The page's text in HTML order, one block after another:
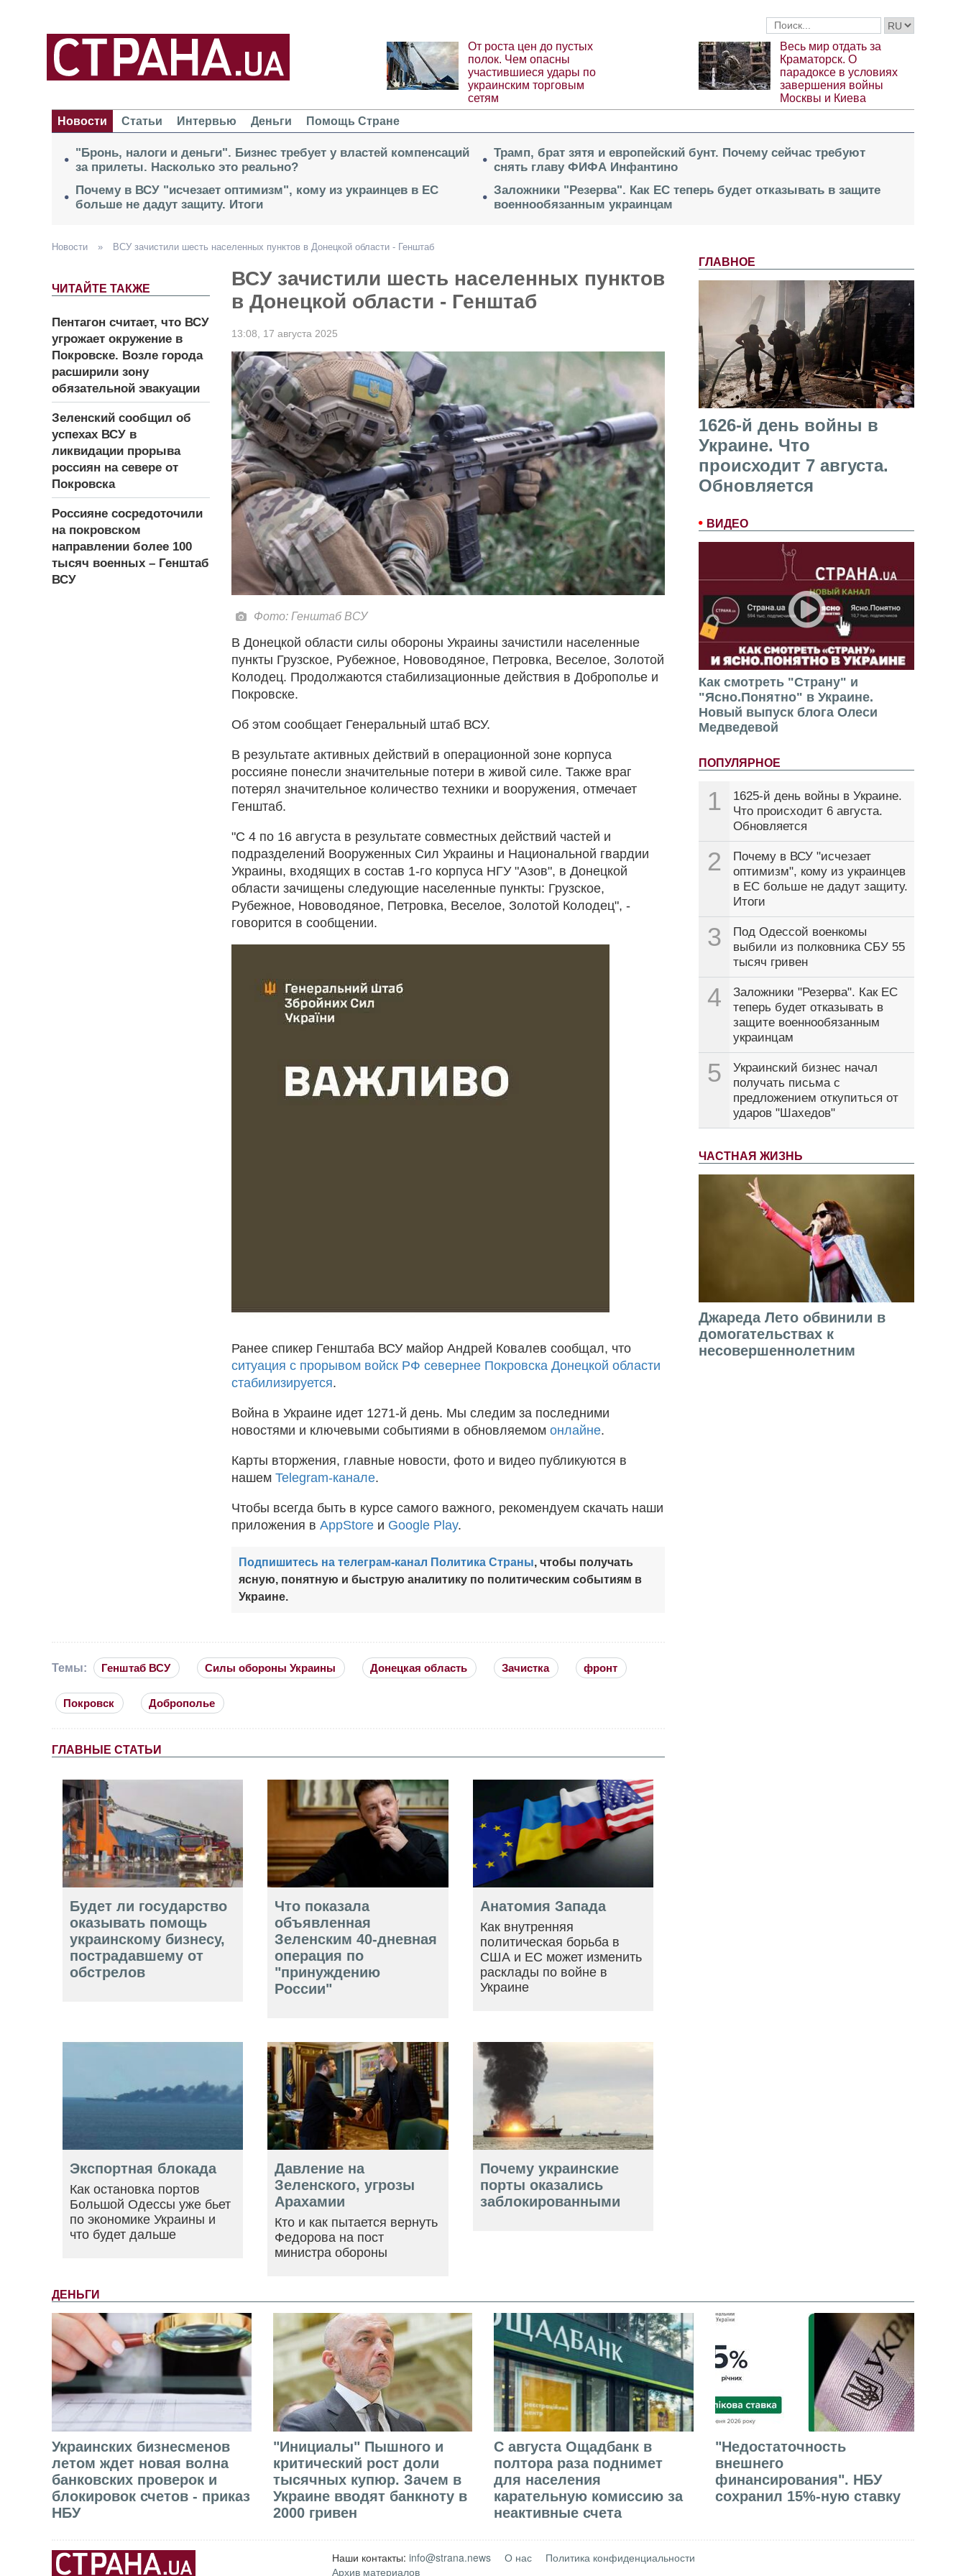
От роста цен до пустых
полок. Чем опасны
участившиеся удары по
украинским торговым
сетям
Весь мир отдать за
Краматорск. О
парадоксе в условиях
завершения войны
Москвы и Киева
Новости
Статьи Интервью Деньги Помощь Стране
"Бронь, налоги и деньги". Бизнес требует у властей компенсаций
за прилеты. Насколько это реально?
Почему в ВСУ "исчезает оптимизм", кому из украинцев в ЕС
больше не дадут защиту. Итоги
Трамп, брат зятя и европейский бунт. Почему сейчас требуют
снять главу ФИФА Инфантино
Заложники "Резерва". Как ЕС теперь будет отказывать в защите
военнообязанным украинцам
ГЛАВНОЕ
1626-й день войны в
Украине. Что
происходит 7 августа.
Обновляется
ВИДЕО
Как смотреть "Страну" и
"Ясно.Понятно" в Украине.
Новый выпуск блога Олеси
Медведевой
ПОПУЛЯРНОЕ
1
1625-й день войны в Украине.
Что происходит 6 августа.
Обновляется
2
Почему в ВСУ "исчезает
оптимизм", кому из украинцев
в ЕС больше не дадут защиту.
Итоги
3
Под Одессой военкомы
выбили из полковника СБУ 55
тысяч гривен
4
Заложники "Резерва". Как ЕС
теперь будет отказывать в
защите военнообязанным
украинцам
5
Украинский бизнес начал
получать письма с
предложением откупиться от
ударов "Шахедов"
ЧАСТНАЯ ЖИЗНЬ
Джареда Лето обвинили в
домогательствах к
несовершеннолетним
Новости » ВСУ зачистили шесть населенных пунктов в Донецкой области - Генштаб
ЧИТАЙТЕ ТАКЖЕ
Пентагон считает, что ВСУ
угрожает окружение в
Покровске. Возле города
расширили зону
обязательной эвакуации
Зеленский сообщил об
успехах ВСУ в
ликвидации прорыва
россиян на севере от
Покровска
Россияне сосредоточили
на покровском
направлении более 100
тысяч военных – Генштаб
ВСУ
ВСУ зачистили шесть населенных пунктов
в Донецкой области - Генштаб
13:08, 17 августа 2025
Фото: Генштаб ВСУ
В Донецкой области силы обороны Украины зачистили населенные
пункты Грузское, Рубежное, Нововодяное, Петровка, Веселое, Золотой
Колодец. Продолжаются стабилизационные действия в Доброполье и
Покровске.
Об этом сообщает Генеральный штаб ВСУ.
В результате активных действий в операционной зоне корпуса
россияне понесли значительные потери в живой силе. Также враг
потерял значительное количество техники и вооружения, отмечает
Генштаб.
"С 4 по 16 августа в результате совместных действий частей и
подразделений Вооруженных Сил Украины и Национальной гвардии
Украины, входящих в состав 1-го корпуса НГУ "Азов", в Донецкой
области зачищены следующие населенные пункты: Грузское,
Рубежное, Нововодяное, Петровка, Веселое, Золотой Колодец", -
говорится в сообщении.
Ранее спикер Генштаба ВСУ майор Андрей Ковалев сообщал, что
ситуация с прорывом войск РФ севернее Покровска Донецкой области
стабилизируется.
Война в Украине идет 1271-й день. Мы следим за последними
новостями и ключевыми событиями в обновляемом онлайне.
Карты вторжения, главные новости, фото и видео публикуются в
нашем Telegram-канале.
Чтобы всегда быть в курсе самого важного, рекомендуем скачать наши
приложения в AppStore и Google Play.
Подпишитесь на телеграм-канал Политика Страны, чтобы получать
ясную, понятную и быструю аналитику по политическим событиям в
Украине.
Темы: Генштаб ВСУ Силы обороны Украины Донецкая область Зачистка фронт
Покровск Доброполье
ГЛАВНЫЕ СТАТЬИ
Будет ли государство
оказывать помощь
украинскому бизнесу,
пострадавшему от
обстрелов
Что показала
объявленная
Зеленским 40-дневная
операция по
"принуждению
России"
Анатомия Запада
Как внутренняя
политическая борьба в
США и ЕС может изменить
расклады по войне в
Украине
Экспортная блокада
Как остановка портов
Большой Одессы уже бьет
по экономике Украины и
что будет дальше
Давление на
Зеленского, угрозы
Арахамии
Кто и как пытается вернуть
Федорова на пост
министра обороны
Почему украинские
порты оказались
заблокированными
ДЕНЬГИ
Украинских бизнесменов
летом ждет новая волна
банковских проверок и
блокировок счетов - приказ
НБУ
"Инициалы" Пышного и
критический рост доли
тысячных купюр. Зачем в
Украине вводят банкноту в
2000 гривен
С августа Ощадбанк в
полтора раза поднимет
для населения
карательную комиссию за
неактивные счета
"Недостаточность
внешнего
финансирования". НБУ
сохранил 15%-ную ставку
Наши контакты: info@strana.news О нас
Политика конфиденциальности
Архив материалов